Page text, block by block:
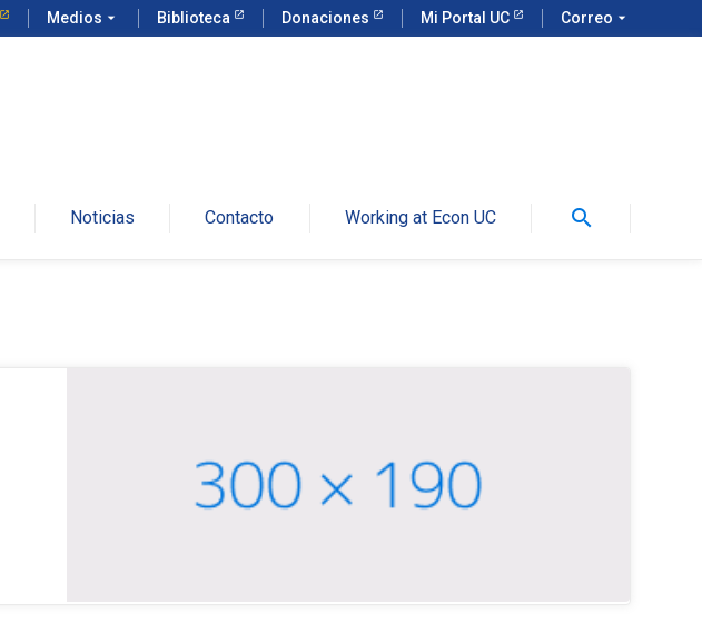
Medios arrow_drop_down Biblioteca Donaciones Mi Portal UC Correo arrow_drop_down
Noticias Contacto Working at Econ UC search